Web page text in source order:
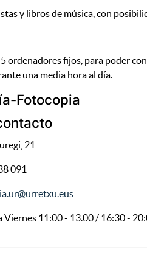
y libros de música, con
ordenadores fijos, para poder
una media hora al día.
Fotocopia
21
091
Viernes 11:00 - 13.00 / 16:30 -